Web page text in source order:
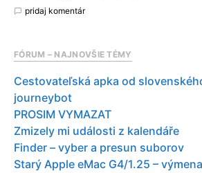
pridaj komentár
FÓRUM – NAJNOVŠIE TÉMY
Cestovateľská apka od
journeybot
PROSIM VYMAZAT
Zmizely mi události z kalendáře
Finder – vyber a presun suborov
Starý Apple eMac G4/1.25 –